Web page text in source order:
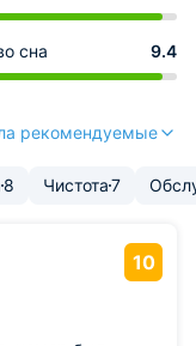
сна 9.4
рекомендуемые
8 Чистота7
10